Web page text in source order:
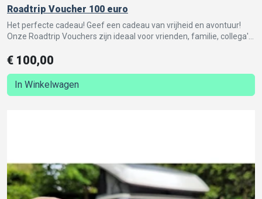
Roadtrip Voucher 100 euro
Het perfecte cadeau! Geef een cadeau van vrijheid en avontuur!
Onze Roadtrip Vouchers zijn ideaal voor vrienden, familie, collega's
€ 100,00
In Winkelwagen